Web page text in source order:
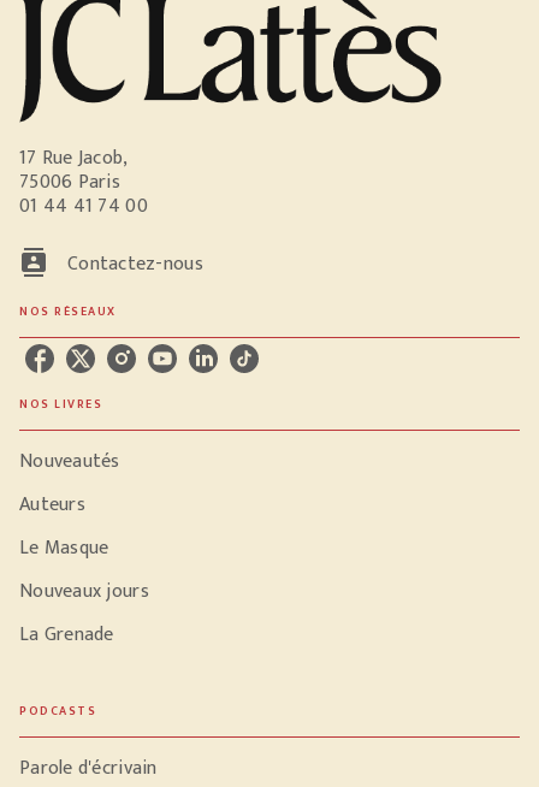
17 Rue Jacob,
75006 Paris
01 44 41 74 00
contacts Contactez-nous
NOS RÉSEAUX
NOS LIVRES
Nouveautés
Auteurs
Le Masque
Nouveaux jours
La Grenade
PODCASTS
Parole d'écrivain